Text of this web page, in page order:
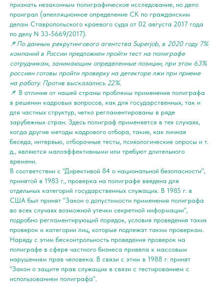
признать незаконным полиграфическое исследование, но дело
проиграл (апелляционное определение СК по гражданским
делам Ставропольского краевого суда от 02 августа 2017 года
по делу N 33-5669/2017).
📌По данным рекрутингового агентства Superjob, в 2020 году 7%
компаний в России предложили пройти тест на полиграфе
сотрудникам, занимающим определенные позиции, при этом 63%
россиян готовы пройти проверку на детекторе лжи при приеме
на работу. Против высказались 22%.
📌 В отличие от нашей страны проблемы применения полиграфа
в решении кадровых вопросов, как для государственных, так и
для частных структур, четко регламентированы в ряде
зарубежных стран. Здесь полиграф применяется в тех случаях,
когда другие методы кадрового отбора, такие, как личная
беседа, интервью, отборочные тесты, психологические опросы и т.
д., являются малоэффективными или требуют длительного
времени.
В соответствии с "Директивой 84 о национальной безопасности",
принятой в 1983 г., проверка на полиграфе введена для
отдельных категорий государственных служащих. В 1985 г. в
США был принят "Закон о допустимости применения полиграфа
во всех случаях возможной утечки секретной информации",
подробно регламентирующий порядок, условия проведения таких
проверок и категории лиц, которые подлежат таким проверкам.
Наряду с этим бесконтрольность проведения проверок на
полиграфе в сфере частного бизнеса привела к массовым
нарушениям прав человека. В связи с этим в 1988 г. принят
"Закон о защите прав служащих в связи с тестированием с
использованием полиграфа".